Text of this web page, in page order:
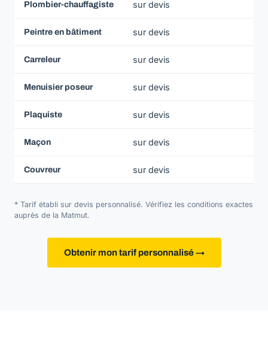
Plombier-chauffagiste sur devis
Peintre en bâtiment sur devis
Carreleur sur devis
Menuisier poseur sur devis
Plaquiste sur devis
Maçon sur devis
Couvreur sur devis
* Tarif établi sur devis personnalisé. Vérifiez les conditions exactes
auprès de la Matmut.
Obtenir mon tarif personnalisé →